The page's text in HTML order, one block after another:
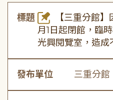
標題
【三重分館
月1日起閉館，臨
光興閱覽室，造成
發布單位 三重分館